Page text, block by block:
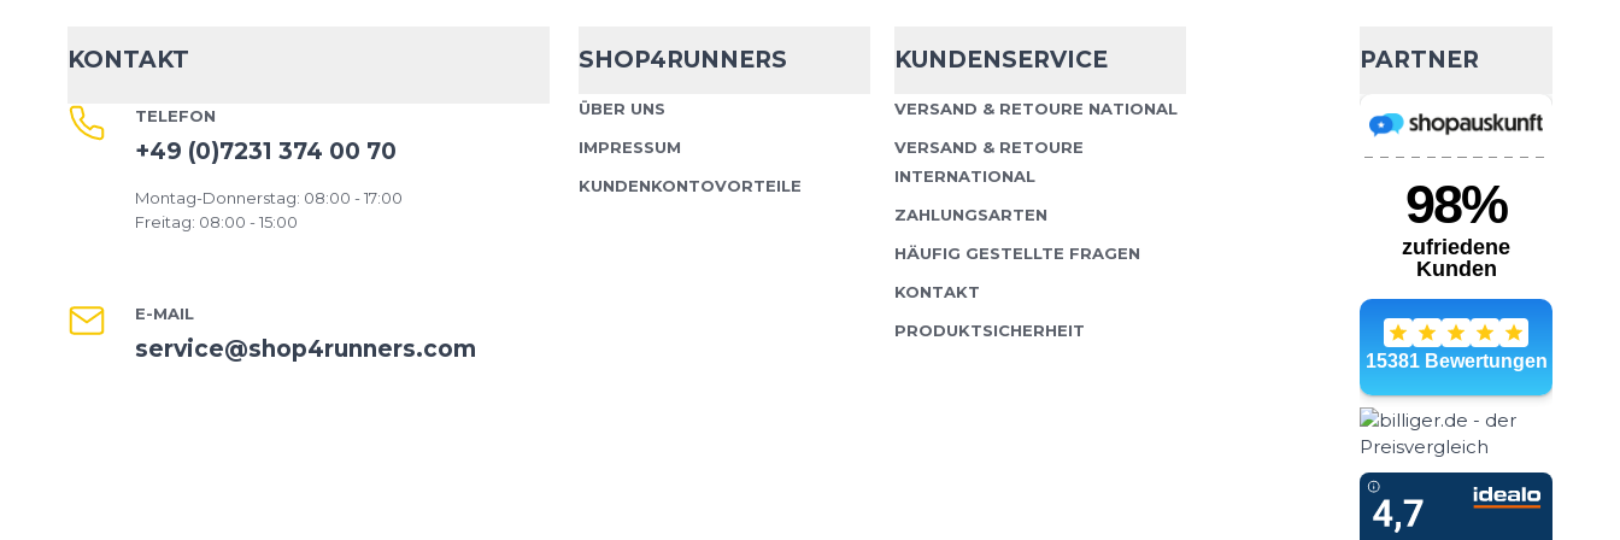
Crew
16,99 € 19,95 €
Die Injinji Sport Zehensocke liegt mit ihrem
Mobilität, eine gut...
Wähle deine Größe
InjinjiTrail Midweight Mini
- 10 %
17,99 €
Wähle deine Größe
IN DEN WARENKORB
KONTAKT
TELEFON
+49 (0)7231 374 00 70
Montag-Donnerstag: 08:00 - 17:00
Freitag: 08:00 - 15:00
E-MAIL
service@shop4runners.com
SHOP4RUNNERS
ÜBER UNS
IMPRESSUM
KUNDENKONTOVORTEILE
KUNDENSERVICE
VERSAND & RETOURE NATIONAL
VERSAND & RETOURE
INTERNATIONAL
ZAHLUNGSARTEN
HÄUFIG GESTELLTE FRAGEN
KONTAKT
PRODUKTSICHERHEIT
PARTNER